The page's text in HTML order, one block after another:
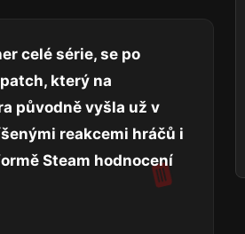
celé série, se po
který na
původně vyšla už v
reakcemi hráčů i
Steam hodnocení